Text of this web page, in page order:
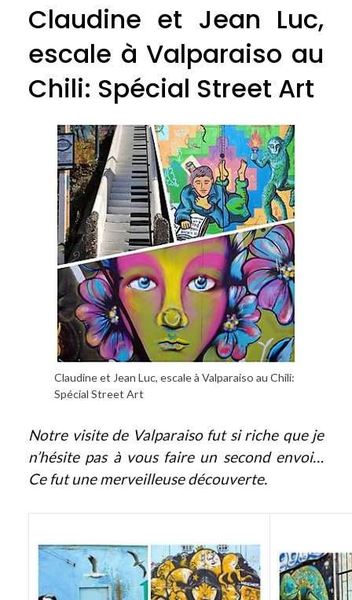
Claudine et Jean Luc,
escale à Valparaiso au
Chili: Spécial Street Art
Claudine et Jean Luc, escale à Valparaiso au Chili:
Spécial Street Art
Notre visite de Valparaiso fut si riche que je
n’hésite pas à vous faire un second envoi…
Ce fut une merveilleuse découverte.